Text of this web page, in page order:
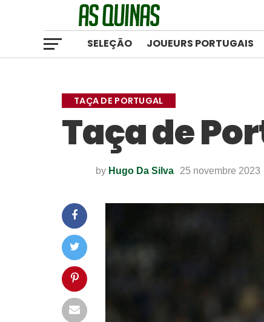
SELEÇÃO JOUEURS PORTUGAIS
TAÇA DE PORTUGAL
Taça de
by Hugo Da Silva 25 novembre 2023